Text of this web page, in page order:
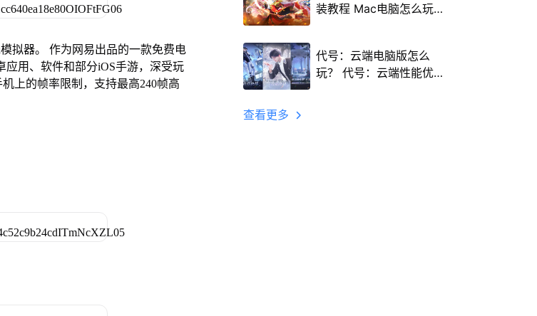
拟器。 作为网易出品的一款免费电
应用、软件和部分iOS手游，深受玩
上的帧率限制，支持最高240帧高
装教程 Mac电脑怎么玩
代号：云端电脑版怎么
玩？ 代号：云端性能优
查看更多